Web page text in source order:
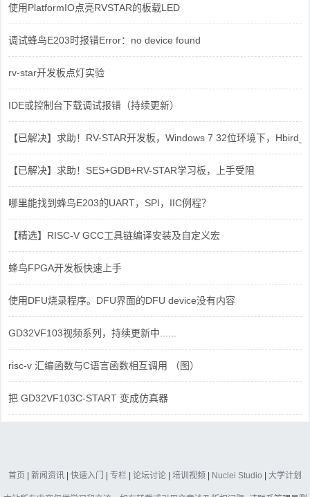
使用PlatformIO点亮RVSTAR的板载LED
调试蜂鸟E203时报错Error：no device found
rv-star开发板点灯实验
IDE或控制台下载调试报错（持续更新）
【已解决】求助！RV-STAR开发板，Windows 7 32位环境下，
【已解决】求助！SES+GDB+RV-STAR学习板，上手受阻
哪里能找到蜂鸟E203的UART，SPI，IIC例程？
【精选】RISC-V GCC工具链编译安装及自定义宏
蜂鸟FPGA开发板快速上手
使用DFU烧录程序。DFU界面的DFU device没有内容
GD32VF103视频系列，持续更新中......
risc-v 汇编函数与C语言函数相互调用 （图）
把 GD32VF103C-START 变成仿真器
首页 | 新闻资讯 | 快速入门 | 专栏 | 论坛讨论 | 培训视频 | Nuclei Studio | 大学计划